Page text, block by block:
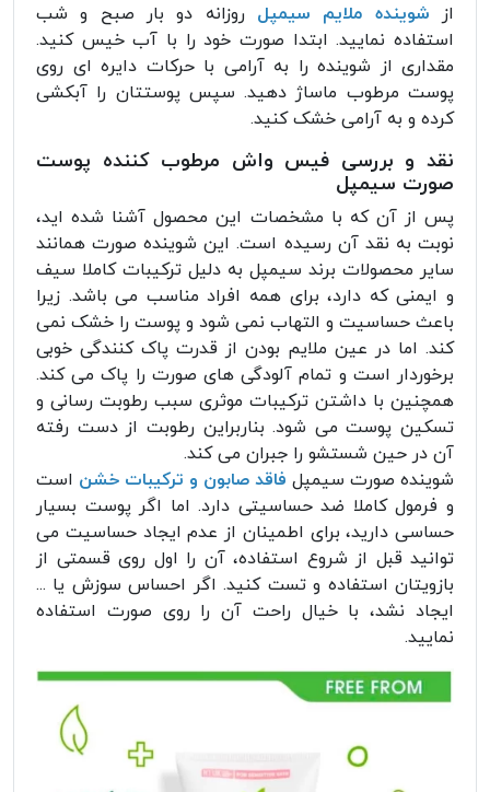
از شوینده ملایم سیمپل روزانه دو بار صبح و شب
استفاده نمایید. ابتدا صورت خود را با آب خیس کنید.
مقداری از شوینده را به آرامی با حرکات دایره ای روی
پوست مرطوب ماساژ دهید. سپس پوستتان را آبکشی
کرده و به آرامی خشک کنید.
نقد و بررسی فیس واش مرطوب کننده پوست
صورت سیمپل
پس از آن که با مشخصات این محصول آشنا شده اید،
نوبت به نقد آن رسیده است. این شوینده صورت همانند
سایر محصولات برند سیمپل به دلیل ترکیبات کاملا سیف
و ایمنی که دارد، برای همه افراد مناسب می باشد. زیرا
باعث حساسیت و التهاب نمی شود و پوست را خشک نمی
کند. اما در عین ملایم بودن از قدرت پاک کنندگی خوبی
برخوردار است و تمام آلودگی های صورت را پاک می کند.
همچنین با داشتن ترکیبات موثری سبب رطوبت رسانی و
تسکین پوست می شود. بناربراین رطوبت از دست رفته
آن در حین شستشو را جبران می کند.
شوینده صورت سیمپل فاقد صابون و ترکیبات خشن است
و فرمول کاملا ضد حساسیتی دارد. اما اگر پوست بسیار
حساسی دارید، برای اطمینان از عدم ایجاد حساسیت می
توانید قبل از شروع استفاده، آن را اول روی قسمتی از
بازویتان استفاده و تست کنید. اگر احساس سوزش یا ...
ایجاد نشد، با خیال راحت آن را روی صورت استفاده
نمایید.